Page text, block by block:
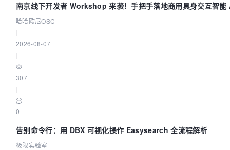
南京线下开发者 Workshop 来袭！手把手落地商用具身交互智
哈哈欧尼OSC
2026-08-07
307
0
告别命令行：用 DBX 可视化操作 Easysearch 全流程解析
极限实验室